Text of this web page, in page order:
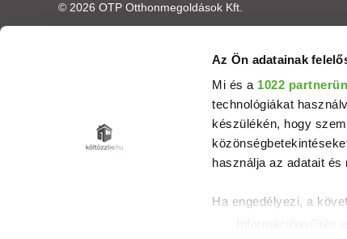
Az Ön adatainak
Mi és a 1022
technológiákat
készülékén, hogy
használja az adatait és
Ha engedélyezi, a
© 2026 OTP Otthonmegoldások Kft.